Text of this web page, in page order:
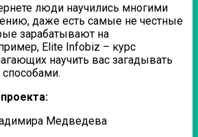
люди научились многими
даже есть самые не честные
зарабатывают на
Elite Infobiz – курс
научить вас загадывать
Медведева